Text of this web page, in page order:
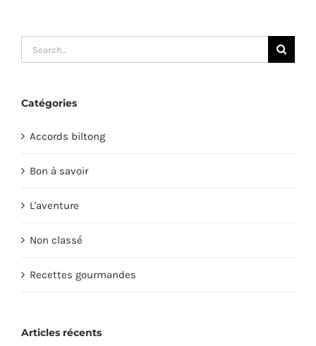
for:
Catégories
Accords biltong
Bon à savoir
L'aventure
Non classé
Recettes gourmandes
Articles récents